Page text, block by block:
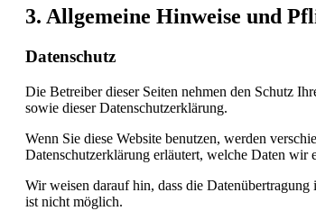
3. Allgemeine Hinweise und
Datenschutz
Die Betreiber dieser Seiten nehmen den Schutz
sowie dieser Datenschutzerklärung.
Wenn Sie diese Website benutzen, werden
Datenschutzerklärung erläutert, welche Daten
Wir weisen darauf hin, dass die
ist nicht möglich.